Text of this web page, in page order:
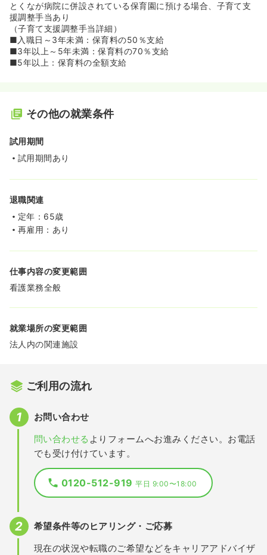
とくなが病院に併設されている保育園に預ける場合、子育て支
援調整手当あり
（子育て支援調整手当詳細）
■入職日～3年未満：保育料の50％支給
■3年以上～5年未満：保育料の70％支給
■5年以上：保育料の全額支給
その他の就業条件
試用期間
試用期間あり
退職関連
定年：65歳
再雇用：あり
仕事内容の変更範囲
看護業務全般
就業場所の変更範囲
法人内の関連施設
ご利用の流れ
お問い合わせ
問い合わせる よりフォームへお進みください。お電話
でも受け付けています。
0120-512-919平日 9:00〜18:00
希望条件等のヒアリング・ご応募
現在の状況や転職のご希望などをキャリアアドバイザ